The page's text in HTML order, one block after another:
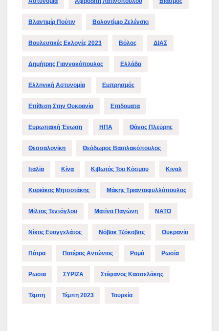
Βλαντιμίρ Πούτιν Βολοντίμιρ Ζελένσκι
Βουλευτικές Εκλογές 2023 Βόλος ΔΙΑΣ
Δημήτρης Γιαννακόπουλος Ελλάδα
Ελληνική Αστυνομία Εμπρησμός
Επίθεση Στην Ουκρανία Επιδοματα
Ευρωπαϊκή Ένωση ΗΠΑ Θάνος Πλεύρης
Θεσσαλονίκη Θεόδωρος Βασιλακόπουλος
Ιταλία Κίνα Κιβωτός Του Κόσμου Κιναλ
Κυριάκος Μητσοτάκης Μάκης Τριανταφυλλόπουλος
Μίλτος Τεντόγλου Ματίνα Παγώνη ΝΑΤΟ
Νίκος Ευαγγελάτος Νόβακ Τζόκοβιτς Ουκρανία
Πάτρα Πατέρας Αντώνιος Ρομά Ρωσία
Ρωσια ΣΥΡΙΖΑ Στέφανος Κασσελάκης
Τέμπη Τέμπη 2023 Τουρκία